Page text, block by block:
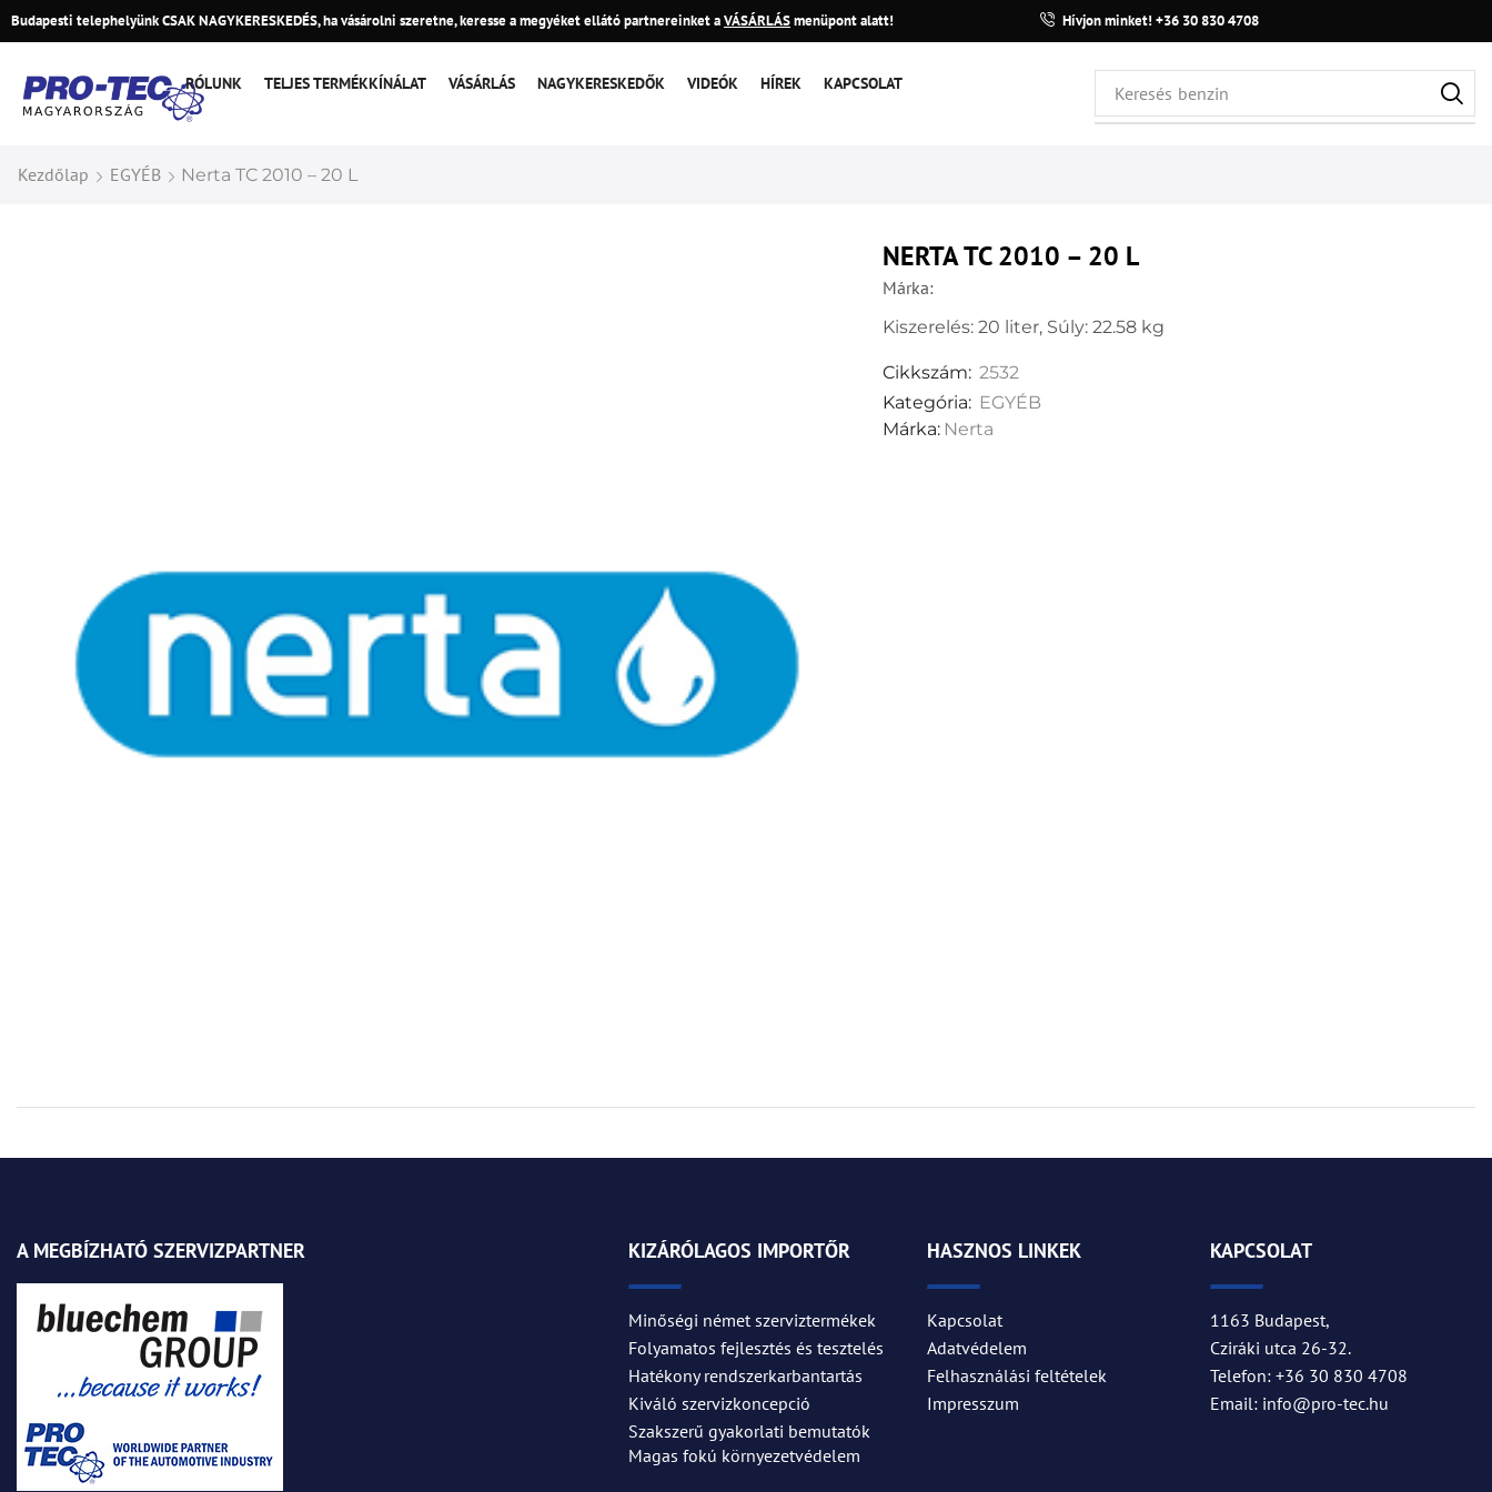
Budapesti telephelyünk CSAK NAGYKERESKEDÉS, ha vásárolni szeretne, keresse a megyéket ellátó partnereinket aVÁSÁRLÁSmenüpont alatt! Hívjon minket! +36 30 830 4708
RÓLUNK TELJES TERMÉKKÍNÁLAT VÁSÁRLÁS NAGYKERESKEDŐK VIDEÓK HÍREK KAPCSOLAT Keresés benzin
Kezdőlap EGYÉB Nerta TC 2010 – 20 L
NERTA TC 2010 – 20 L
Márka:
Kiszerelés: 20 liter, Súly: 22.58 kg
Cikkszám: 2532
Kategória: EGYÉB
Márka: Nerta
A MEGBÍZHATÓ SZERVIZPARTNER KIZÁRÓLAGOS IMPORTŐR
Minőségi német szerviztermékek
Folyamatos fejlesztés és tesztelés
Hatékony rendszerkarbantartás
Kiváló szervizkoncepció
Szakszerű gyakorlati bemutatók
Magas fokú környezetvédelem
HASZNOS LINKEK
Kapcsolat
Adatvédelem
Felhasználási feltételek
Impresszum
KAPCSOLAT
1163 Budapest,
Cziráki utca 26-32.
Telefon: +36 30 830 4708
Email: info@pro-tec.hu